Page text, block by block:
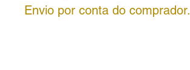
Envio por conta do comprador.